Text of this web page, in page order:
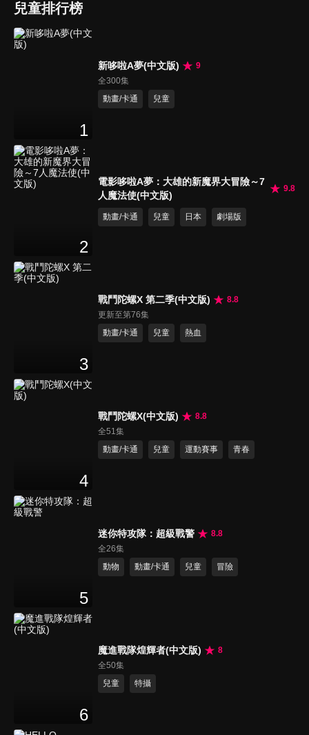
兒童排行榜
1
新哆啦A夢(中文版)
9
全300集
動畫/卡通
兒童
2
電影哆啦A夢：大雄的新魔界大冒險～7
人魔法使(中文版)
9.8
動畫/卡通 兒童 日本 劇場版
3
戰鬥陀螺X 第二季(中文版)
8.8
更新至第76集
動畫/卡通
兒童 熱血
4
戰鬥陀螺X(中文版)
8.8
全51集
動畫/卡通
兒童 運動賽事 青春
5
迷你特攻隊：超級戰警
8.8
全26集
動物
動畫/卡通 兒童 冒險
6
魔進戰隊煌輝者(中文版)
8
全50集
兒童
特攝